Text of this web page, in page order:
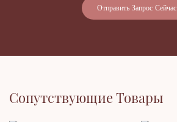
Отправить Запрос Сейчас
Сопутствующие Товары